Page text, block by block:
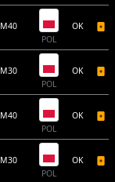
M40
POL
OK
M30
POL
OK
M40
POL
OK
M30
POL
OK